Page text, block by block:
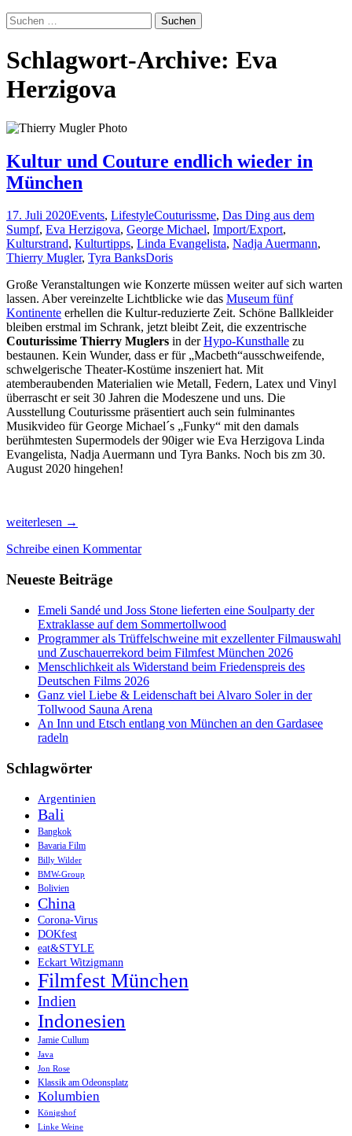
Suchen
nach:
Schlagwort-Archive: Eva
Herzigova
Kultur und Couture endlich wieder in
München
17. Juli 2020Events, LifestyleCouturissme, Das Ding aus dem
Sumpf, Eva Herzigova, George Michael, Import/Export,
Kulturstrand, Kulturtipps, Linda Evangelista, Nadja Auermann,
Thierry Mugler, Tyra BanksDoris
Große Veranstaltungen wie Konzerte müssen weiter auf sich warten
lassen. Aber vereinzelte Lichtblicke wie das Museum fünf
Kontinente erhellen die Kultur-reduzierte Zeit. Schöne Ballkleider
bleiben erstmal im Schrank, jetzt bleibt Zeit, die exzentrische
Couturissime Thierry Muglers in derHypo-Kunsthalle zu
bestaunen. Kein Wunder, dass er für „Macbeth“ausschweifende,
schwelgerische Theater-Kostüme inszeniert hat. Mit
atemberaubenden Materialien wie Metall, Federn, Latex und Vinyl
überrascht er seit 30 Jahren die Modeszene und uns. Die
Ausstellung Couturissme präsentiert auch sein fulminantes
Musikvideo für George Michael´s „Funky“ mit den damals
berühmtesten Supermodels der 90iger wie Eva Herzigova Linda
Evangelista, Nadja Auermann und Tyra Banks. Noch bis zm 30.
August 2020 hingehen!
Kultur
Couture
wieder
München
weiterlesen →
Schreibe einen Kommentar
Neueste Beiträge
Emeli Sandé und Joss Stone lieferten eine Soulparty der
Extraklasse auf dem Sommertollwood
Programmer als Trüffelschweine mit exzellenter Filmauswahl
und Zuschauerrekord beim Filmfest München 2026
Menschlichkeit als Widerstand beim Friedenspreis des
Deutschen Films 2026
Ganz viel Liebe & Leidenschaft bei Alvaro Soler in der
Tollwood Sauna Arena
An Inn und Etsch entlang von München an den Gardasee
radeln
Schlagwörter
Argentinien
Bali
Bangkok
Bavaria Film
Billy Wilder
BMW-Group
Bolivien
China
Corona-Virus
DOKfest
eat&STYLE
Eckart Witzigmann
Filmfest München
Indien
Indonesien
Jamie Cullum
Java
Jon Rose
Klassik am Odeonsplatz
Kolumbien
Königshof
Linke Weine